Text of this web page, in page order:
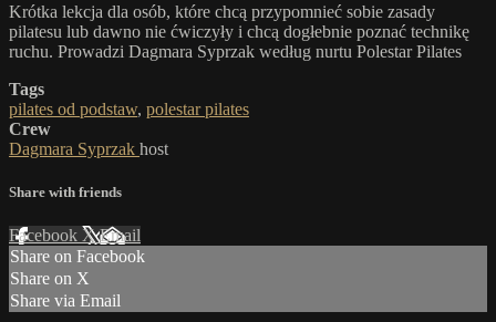
Krótka lekcja dla osób, które chcą przypomnieć sobie zasady
pilatesu lub dawno nie ćwiczyły i chcą dogłebnie poznać technikę
ruchu. Prowadzi Dagmara Syprzak według nurtu Polestar Pilates
Tags
pilates od podstaw, polestar pilates
Crew
Dagmara Syprzak host
Share with friends
Facebook XEmail
Share on Facebook
Share on X
Share via Email